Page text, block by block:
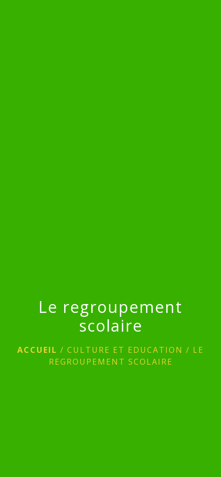
Le regroupement
scolaire
ACCUEIL / CULTURE ET EDUCATION / LE
REGROUPEMENT SCOLAIRE